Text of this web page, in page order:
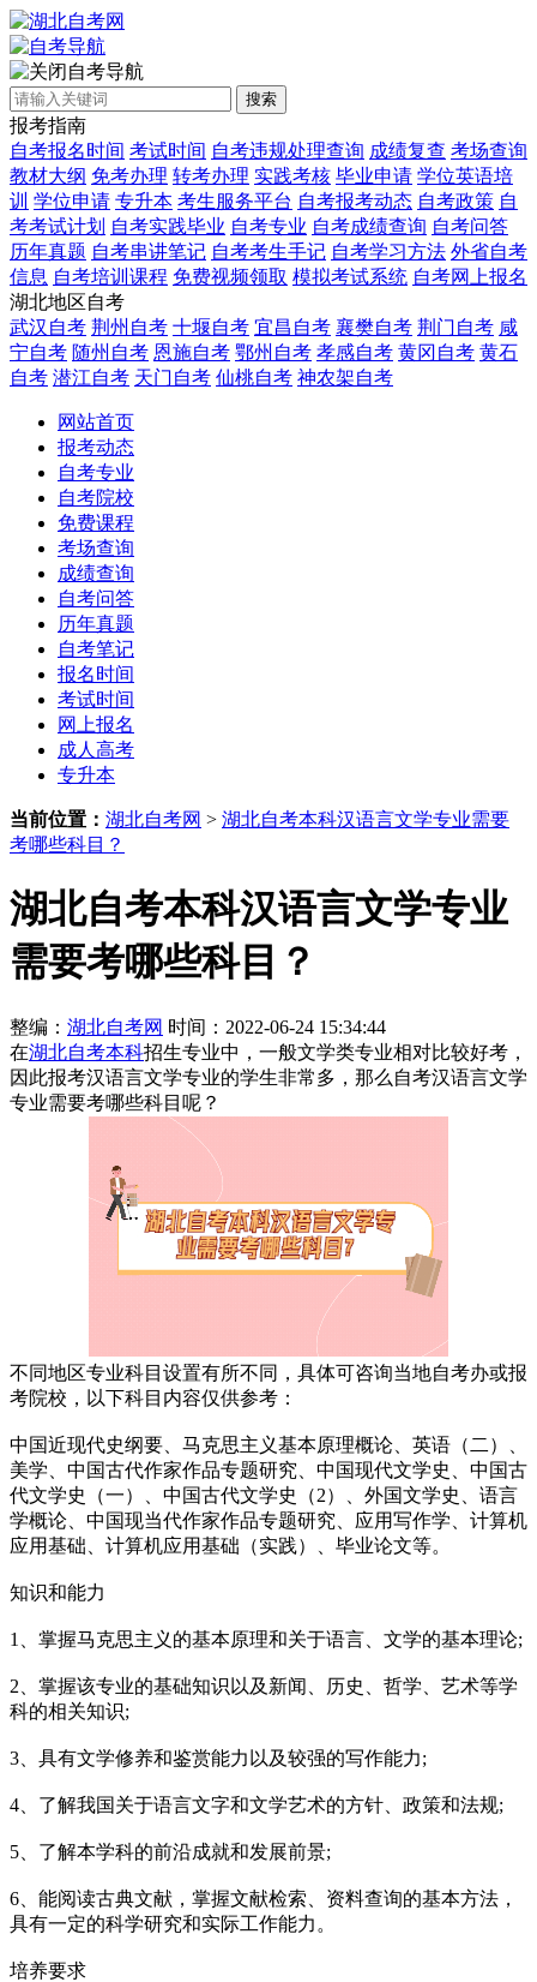
自考导航
搜索
报考指南
自考报名时间 考试时间 自考违规处理查询 成绩复查 考场查询
教材大纲 免考办理 转考办理 实践考核 毕业申请 学位英语培
训 学位申请 专升本 考生服务平台 自考报考动态 自考政策 自
考考试计划 自考实践毕业 自考专业 自考成绩查询 自考问答
历年真题 自考串讲笔记 自考考生手记 自考学习方法 外省自考
信息 自考培训课程 免费视频领取 模拟考试系统 自考网上报名
湖北地区自考
武汉自考 荆州自考 十堰自考 宜昌自考 襄樊自考 荆门自考 咸
宁自考 随州自考 恩施自考 鄂州自考 孝感自考 黄冈自考 黄石
自考 潜江自考 天门自考 仙桃自考 神农架自考
网站首页
报考动态
自考专业
自考院校
免费课程
考场查询
成绩查询
自考问答
历年真题
自考笔记
报名时间
考试时间
网上报名
成人高考
专升本
当前位置： 湖北自考网 > 湖北自考本科汉语言文学专业需要
考哪些科目？
湖北自考本科汉语言文学专业
需要考哪些科目？
整编： 湖北自考网 时间：2022-06-24 15:34:44
在湖北自考本科招生专业中，一般文学类专业相对比较好考，
因此报考汉语言文学专业的学生非常多，那么自考汉语言文学
专业需要考哪些科目呢？
不同地区专业科目设置有所不同，具体可咨询当地自考办或报
考院校，以下科目内容仅供参考：
中国近现代史纲要、马克思主义基本原理概论、英语（二）、
美学、中国古代作家作品专题研究、中国现代文学史、中国古
代文学史（一）、中国古代文学史（2）、外国文学史、语言
学概论、中国现当代作家作品专题研究、应用写作学、计算机
应用基础、计算机应用基础（实践）、毕业论文等。
知识和能力
1、掌握马克思主义的基本原理和关于语言、文学的基本理论;
2、掌握该专业的基础知识以及新闻、历史、哲学、艺术等学
科的相关知识;
3、具有文学修养和鉴赏能力以及较强的写作能力;
4、了解我国关于语言文字和文学艺术的方针、政策和法规;
5、了解本学科的前沿成就和发展前景;
6、能阅读古典文献，掌握文献检索、资料查询的基本方法，
具有一定的科学研究和实际工作能力。
培养要求